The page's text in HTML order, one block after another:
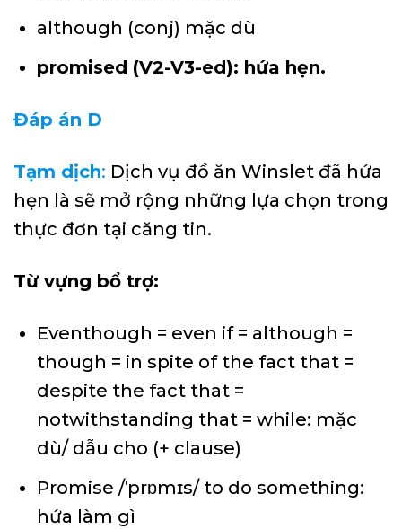
although (conj) mặc dù
promised (V2-V3-ed): hứa hẹn.
Đáp án D
Tạm dịch: Dịch vụ đồ ăn Winslet đã hứa
hẹn là sẽ mở rộng những lựa chọn trong
thực đơn tại căng tin.
Từ vựng bổ trợ:
Eventhough = even if = although =
though = in spite of the fact that =
despite the fact that =
notwithstanding that = while: mặc
dù/ dẫu cho (+ clause)
Promise /ˈprɒmɪs/ to do something:
hứa làm gì